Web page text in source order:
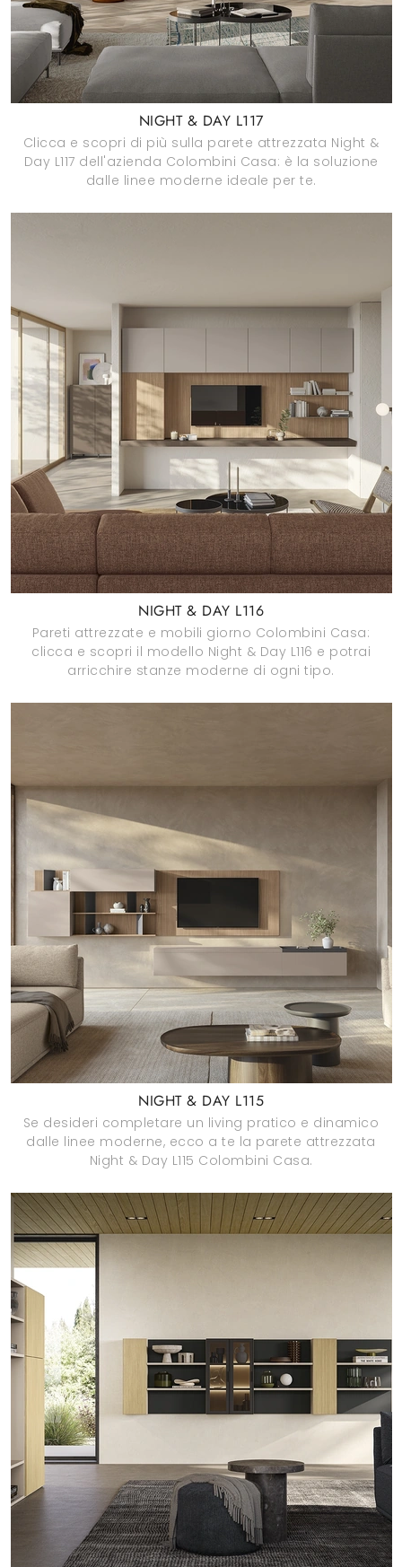
NIGHT & DAY L117
Clicca e scopri di più sulla parete attrezzata Night &
Day L117 dell'azienda Colombini Casa: è la soluzione
dalle linee moderne ideale per te.
NIGHT & DAY L116
Pareti attrezzate e mobili giorno Colombini Casa:
clicca e scopri il modello Night & Day L116 e potrai
arricchire stanze moderne di ogni tipo.
NIGHT & DAY L115
Se desideri completare un living pratico e dinamico
dalle linee moderne, ecco a te la parete attrezzata
Night & Day L115 Colombini Casa.